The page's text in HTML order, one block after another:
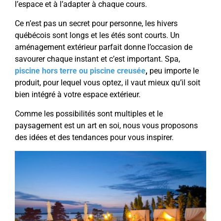
l’espace et à l’adapter à chaque cours.
Ce n’est pas un secret pour personne, les hivers
québécois sont longs et les étés sont courts. Un
aménagement extérieur parfait donne l’occasion de
savourer chaque instant et c’est important. Spa,
piscine hors terre ou piscine creusée, peu importe le
produit, pour lequel vous optez, il vaut mieux qu’il soit
bien intégré à votre espace extérieur.
Comme les possibilités sont multiples et le
paysagement est un art en soi, nous vous proposons
des idées et des tendances pour vous inspirer.